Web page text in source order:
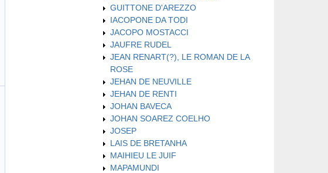
GUITTONE D'AREZZO
IACOPONE DA TODI
JACOPO MOSTACCI
JAUFRE RUDEL
JEAN RENART(?), LE ROMAN DE LA
ROSE
JEHAN DE NEUVILLE
JEHAN DE RENTI
JOHAN BAVECA
JOHAN SOAREZ COELHO
JOSEP
LAIS DE BRETANHA
MAIHIEU LE JUIF
MAPAMUNDI